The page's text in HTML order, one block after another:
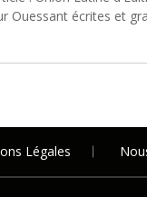
Ouessant écrites et
Légales